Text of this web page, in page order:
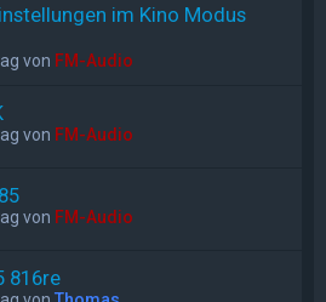
im Kino Modus
von FM-Audio
von FM-Audio
von FM-Audio
816re